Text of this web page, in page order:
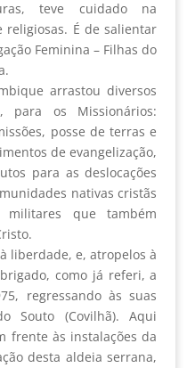
teve cuidado na
religiosas. É de salientar
Feminina – Filhas do
arrastou diversos
para os Missionários:
posse de terras e
de evangelização,
para as deslocações
nativas cristãs
que também
liberdade, e, atropelos à
como já referi, a
regressando às suas
Souto (Covilhã). Aqui
frente às instalações da
desta aldeia serrana,